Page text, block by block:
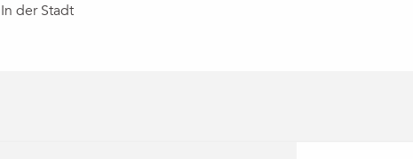
In der Stadt